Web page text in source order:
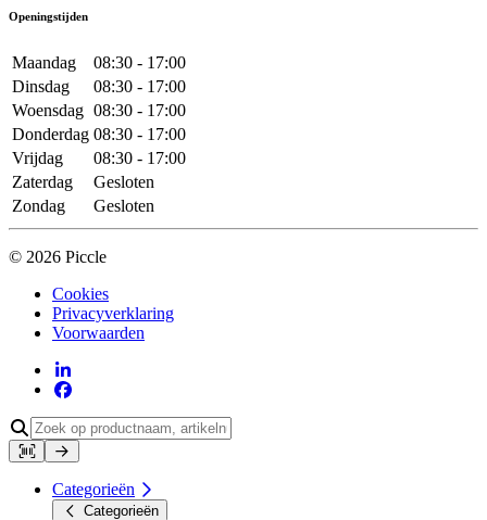
Openingstijden
Maandag
08:30 - 17:00
Dinsdag
08:30 - 17:00
Woensdag 08:30 - 17:00
Donderdag 08:30 - 17:00
Vrijdag
08:30 - 17:00
Zaterdag
Gesloten
Zondag
Gesloten
© 2026 Piccle
Cookies
Privacyverklaring
Voorwaarden
Categorieën
Categorieën